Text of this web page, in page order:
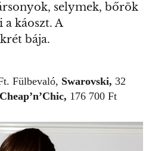
selymek, bőrök
a káoszt. A
bája.
Fülbevaló, Swarovski, 32
176 700 Ft